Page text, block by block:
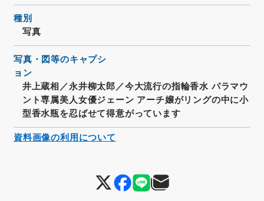
種別
写真
写真・図等のキャプシ
ョン
井上蔵相／永井柳太郎／今大流行の指輪香水 パラマウ
ント専属美人女優ジェーン アーチ嬢がリングの中に小
型香水瓶を忍ばせて得意がっています
資料画像の利用について